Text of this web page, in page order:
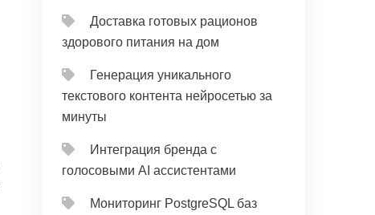
Доставка готовых рационов
здорового питания на дом
Генерация уникального
текстового контента нейросетью за
минуты
Интеграция бренда с
голосовыми AI ассистентами
Мониторинг PostgreSQL баз